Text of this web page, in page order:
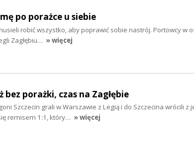
po porażce u siebie
robić wszystko, aby poprawić sobie nastrój. Portowcy w
Zagłębiu… » więcej
bez porażki, czas na Zagłębie
Szczecin grali w Warszawie z Legią i do Szczecina wrócili z
remisem 1:1, który… » więcej